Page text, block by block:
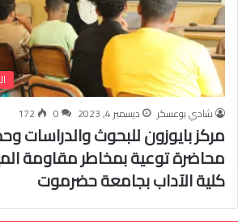
شادي بوعسكر
ديسمبر 4, 2023 0
172
مركز بايوزون للبحوث والدراسات
محاضرة توعية بمخاطر مقاومة
كلية الآداب بجامعة حضرموت